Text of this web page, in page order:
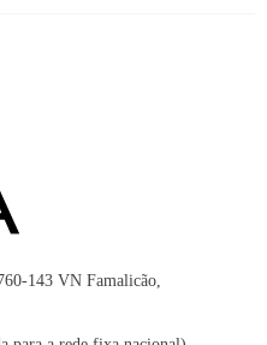
143 VN Famalicão,